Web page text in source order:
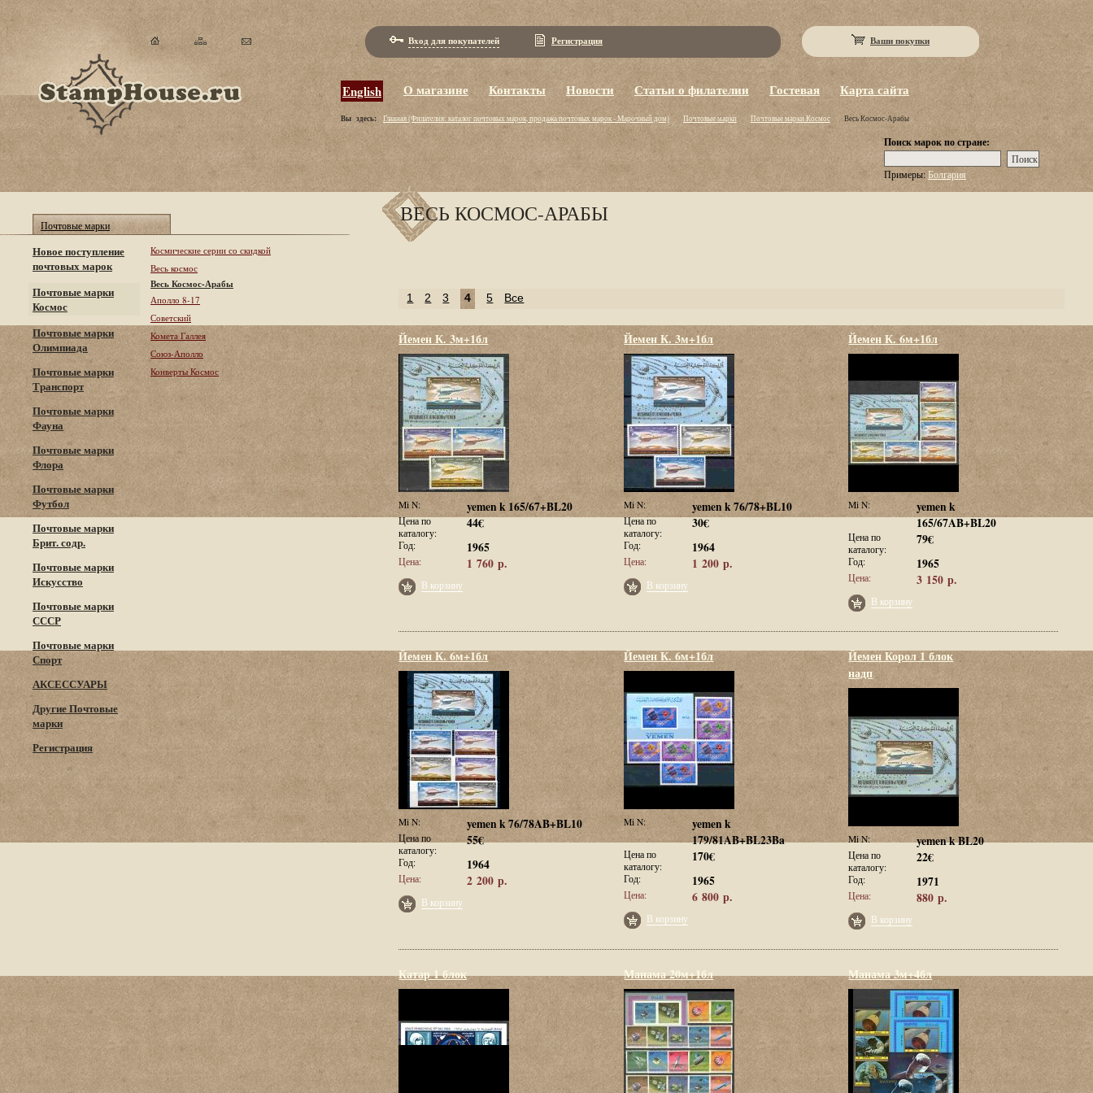
Вход для покупателей Регистрация Ваши покупки
English О магазине Контакты Новости Статьи о филaтeлии Гостевая Карта сайта
Вы здесь: Главная (Филaтeлия: кaтaлoг пoчтoвых мaрoк, пpoдaжa пoчтoвых мaрoк - Maрoчный дoм) Почтовые марки Почтовые марки Космос Весь Космос-Арабы
Поиск марок по стране:
Примеры:Болгария
Почтовые марки
Новое поступление
почтовых марок
Почтовые марки
Космос
Почтовые марки
Олимпиада
Почтовые марки
Транспорт
Почтовые марки
Фауна
Почтовые марки
Флора
Почтовые марки
Футбол
Почтовые марки
Брит. содр.
Почтовые марки
Искусство
Почтовые марки
СССР
Почтовые марки
Спорт
АКСЕССУАРЫ
Другие Почтовые
марки
Регистрация
Космические серии со скидкой
Весь космос
Весь Космос-Арабы
Аполло 8-17
Советский
Комета Галлея
Союз-Аполло
Конверты Космос
ВЕСЬ КОСМОС-АРАБЫ
1 2 3 4 5 Все
Йемен К. 3м+1бл
Mi N: yemen k 165/67+BL20
Цена по
каталогу:
44€
Год: 1965
Цена: 1 760 р.
В корзину
Йемен К. 3м+1бл
Mi N: yemen k 76/78+BL10
Цена по
каталогу:
30€
Год: 1964
Цена: 1 200 р.
В корзину
Йемен К. 6м+1бл
Mi N:
yemen k
165/67AB+BL20
Цена по
каталогу:
79€
Год: 1965
Цена: 3 150 р.
В корзину
Йемен К. 6м+1бл
Mi N: yemen k 76/78AB+BL10
Цена по
каталогу:
55€
Год: 1964
Цена: 2 200 р.
В корзину
Йемен К. 6м+1бл
Mi N:
yemen k
179/81AB+BL23Ba
Цена по
каталогу:
170€
Год: 1965
Цена: 6 800 р.
В корзину
Йемен Корол 1 блок
надп
Mi N: yemen k BL20
Цена по
каталогу:
22€
Год: 1971
Цена: 880 р.
В корзину
Катар 1 блок Манама 20м+1бл Манама 3м+4бл